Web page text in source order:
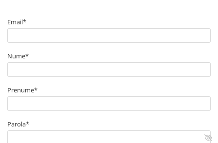
Email*
Nume*
Prenume*
Parola*